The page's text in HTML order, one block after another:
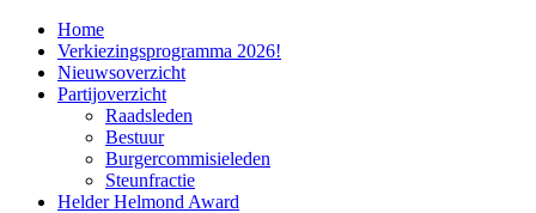
Home
Verkiezingsprogramma 2026!
Nieuwsoverzicht
Partijoverzicht
Raadsleden
Bestuur
Burgercommisieleden
Steunfractie
Helder Helmond Award